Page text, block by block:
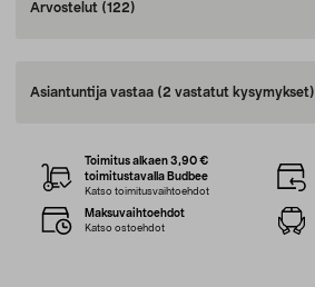
Arvostelut (122)
Asiantuntija vastaa (2 vastatut kysymykset)
Toimitus alkaen 3,90 €
toimitustavalla Budbee
Katso toimitusvaihtoehdot
Maksuvaihtoehdot
Katso ostoehdot